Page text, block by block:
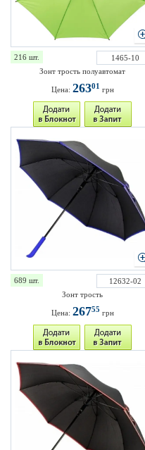
216 шт.
1465-10
Зонт трость полуавтомат
Цена: 26301 грн
689 шт.
12632-02
Зонт трость
Цена: 26755 грн